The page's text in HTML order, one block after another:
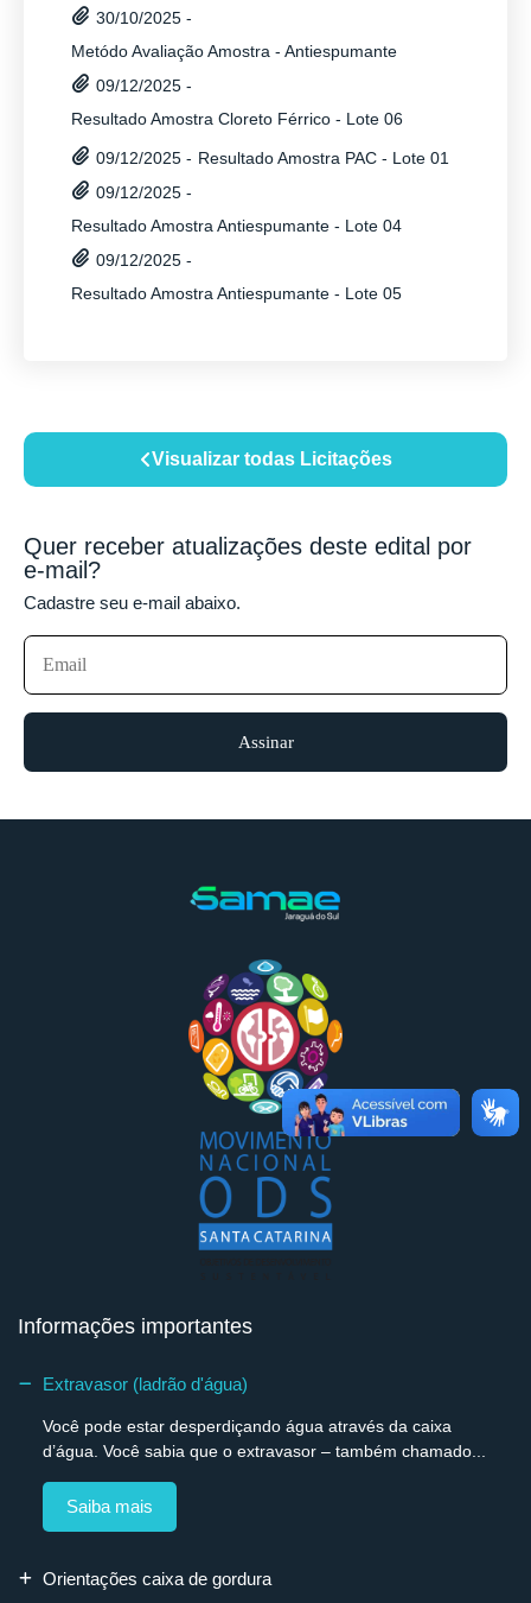
Visualizar todas Licitações
Quer receber atualizações deste edital por
e-mail?
Cadastre seu e-mail abaixo.
Assinar
30/10/2025 -
Metódo Avaliação Amostra - Antiespumante
09/12/2025 -
Resultado Amostra Cloreto Férrico - Lote 06
09/12/2025 - Resultado Amostra PAC - Lote 01
09/12/2025 -
Resultado Amostra Antiespumante - Lote 04
09/12/2025 -
Resultado Amostra Antiespumante - Lote 05
Informações importantes
Extravasor (ladrão d'água)
Você pode estar desperdiçando água através da caixa
d’água. Você sabia que o extravasor – também chamado...
Saiba mais
Orientações caixa de gordura